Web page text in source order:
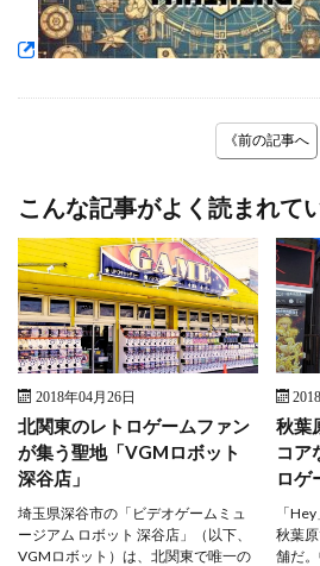
《前の記事へ
こんな記事がよく読まれて
2018年04月26日
北関東のレトロゲームファン
が集う聖地「VGMロボット
深谷店」
埼玉県深谷市の「ビデオゲームミュ
ージアム ロボット 深谷店」（以下、
VGMロボット）は、北関東で唯一の
秋葉
コア
ロゲ
「
秋葉
舗だ